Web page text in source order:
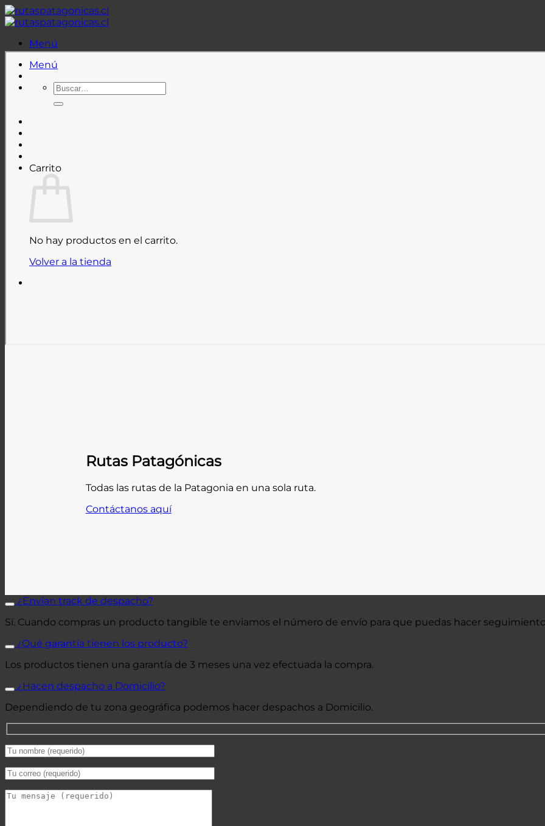
Saltar
al
Menú
Menú
Buscar
por:
Carrito
No hay productos en el carrito.
Volver a la tienda
Rutas Patagónicas
Todas las rutas de la Patagonia en una sola ruta.
Contáctanos aquí
¿Envían track de despacho?
Sí. Cuando compras un producto tangible te enviamos el número de envío para que puedas hacer
¿Qué garantía tienen los producto?
Los productos tienen una garantía de 3 meses una vez efectuada la compra.
¿Hacen despacho a Domicilio?
Dependiendo de tu zona geográfica podemos hacer despachos a Domicilio.